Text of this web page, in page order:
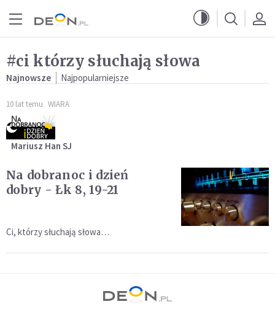
#ci którzy słuchają słowa
Najnowsze Najpopularniejsze
10 lat temu WIARA
Mariusz Han SJ
Na dobranoc i dzień
dobry - Łk 8, 19-21
Ci, którzy słuchają słowa…